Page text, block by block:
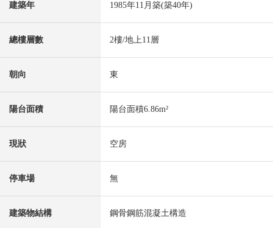
建築年 1985年11月築(築40年)
總樓層數 2樓/地上11層
朝向 東
陽台面積 陽台面積6.86m²
現狀 空房
停車場 無
建築物結構 鋼骨鋼筋混凝土構造